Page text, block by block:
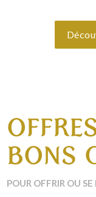
BONS
POUR OFFRIR OU SE